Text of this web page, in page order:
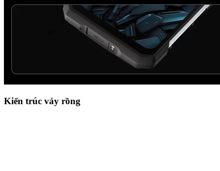
Kiến trúc vảy rồng